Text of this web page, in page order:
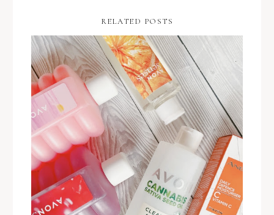
RELATED POSTS